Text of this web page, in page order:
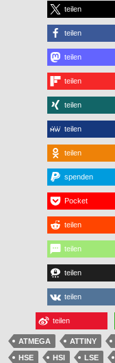
teilen
teilen
teilen
teilen
teilen
teilen
teilen
spenden
Pocket
teilen
teilen
teilen
teilen
teilen
ATMEGA ATTINY
HSE
HSI LSE